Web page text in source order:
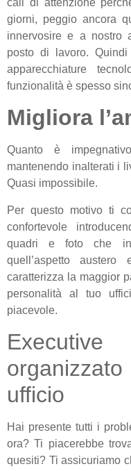
cali di attenzione
giorni, peggio ancora
innervosire e a nostro
posto di lavoro.
apparecchiature
funzionalità è spesso
Migliora
Quanto è
mantenendo inalterati i
Quasi impossibile.
Per questo motivo ti
confortevole
quadri e foto che in
quell’aspetto austero
caratterizza la maggior
personalità al tuo
piacevole.
Executive
ufficio
Hai presente tutti i
ora? Ti piacerebbe
quesiti? Ti assicuriamo